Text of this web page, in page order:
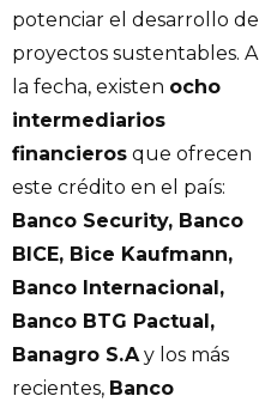
potenciar el desarrollo de
proyectos sustentables. A
la fecha, existen ocho
intermediarios
financieros que ofrecen
este crédito en el país:
Banco Security, Banco
BICE, Bice Kaufmann,
Banco Internacional,
Banco BTG Pactual,
Banagro S.Ay los más
recientes, Banco